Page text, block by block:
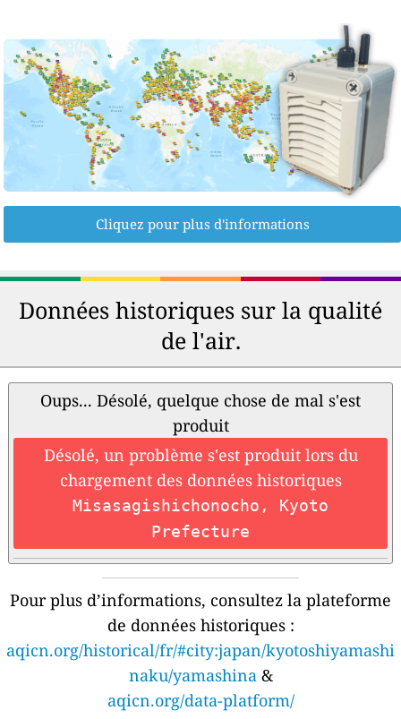
Cliquez pour plus d'informations
Données historiques sur la qualité
de l'air.
Oups... Désolé, quelque chose de mal s'est
produit
Désolé, un problème s'est produit lors du
chargement des données historiques
Misasagishichonocho, Kyoto
Prefecture
Pour plus d’informations, consultez la plateforme
de données historiques :
aqicn.org/historical/fr/#city:japan/kyotoshiyamashi
naku/yamashina&
aqicn.org/data-platform/